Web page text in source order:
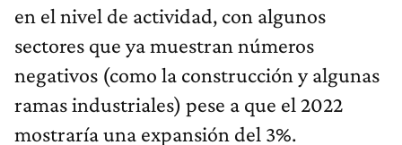
en el nivel de actividad, con algunos
sectores que ya muestran números
negativos (como la construcción y algunas
ramas industriales) pese a que el 2022
mostraría una expansión del 3%.